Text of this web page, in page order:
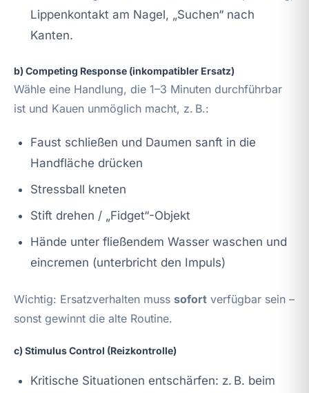
Lippenkontakt am Nagel, „Suchen“ nach
Kanten.
b) Competing Response (inkompatibler Ersatz)
Wähle eine Handlung, die 1–3 Minuten durchführbar
ist und Kauen unmöglich macht, z. B.:
Faust schließen und Daumen sanft in die
Handfläche drücken
Stressball kneten
Stift drehen / „Fidget“-Objekt
Hände unter fließendem Wasser waschen und
eincremen (unterbricht den Impuls)
Wichtig: Ersatzverhalten muss sofort verfügbar sein –
sonst gewinnt die alte Routine.
c) Stimulus Control (Reizkontrolle)
Kritische Situationen entschärfen: z. B. beim